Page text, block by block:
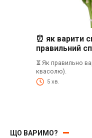
⏰ як варити
правильний
⏳ Як правильно
квасолю).
5 хв.
ЩО ВАРИМО?